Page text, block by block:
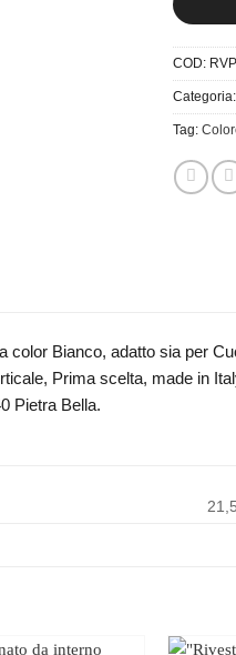
COD:
Categoria:
Tag:
color Bianco, adatto sia per
Prima scelta, made in
Pietra Bella.